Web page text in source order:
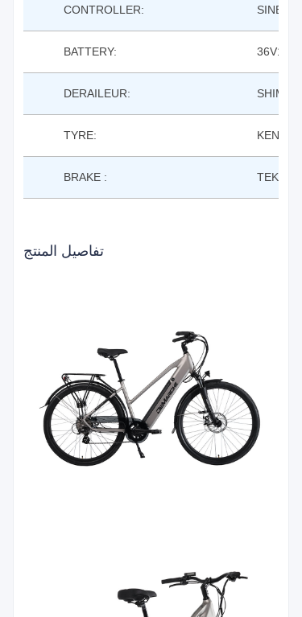
CONTROLLER: SINE
BATTERY:
DERAILEUR:
TYRE: KENDA
BRAKE :
تفاصيل المنتج